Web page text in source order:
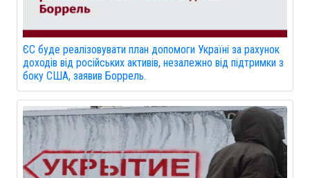
ЄС буде реалізовувати план допомоги Україні за рахунок
доходів від російських активів, незалежно від підтримки з
боку США, заявив Боррель.